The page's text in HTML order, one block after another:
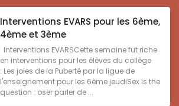
Interventions EVARS pour les 6ème,
4ème et 3ème
Interventions EVARSCette semaine fut riche
en interventions pour les élèves du collège
: Les joies de la Puberté par la ligue de
l'enseignement pour les 6ème jeudiSex is the
question : oser parler de ...